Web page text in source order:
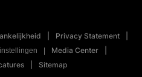
Privacy Statement
Media Center
Sitemap